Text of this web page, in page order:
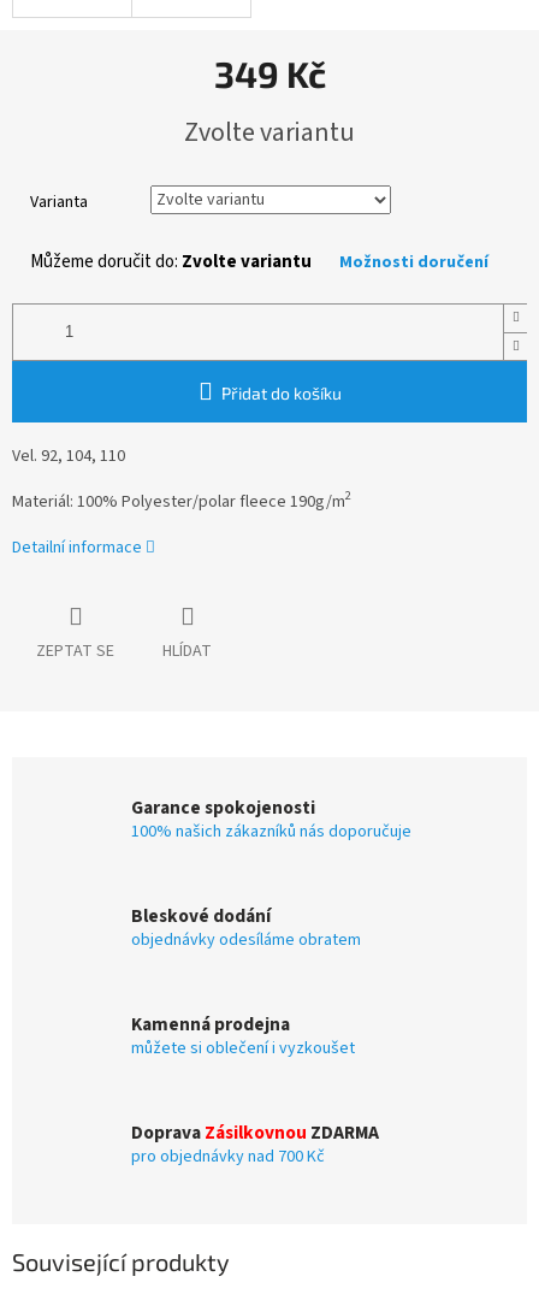
349 Kč
cena:
Zvolte variantu
Varianta
Můžeme doručit do: Zvolte variantu Možnosti doručení
Přidat do košíku
Vel. 92, 104, 110
Materiál: 100% Polyester/polar fleece 190g/m2
Detailní informace
ZEPTAT SE HLÍDAT
Garance spokojenosti
100% našich zákazníků nás doporučuje
Bleskové dodání
objednávky odesíláme obratem
Kamenná prodejna
můžete si oblečení i vyzkoušet
DopravaZásilkovnou ZDARMA
pro objednávky nad 700 Kč
Související produkty